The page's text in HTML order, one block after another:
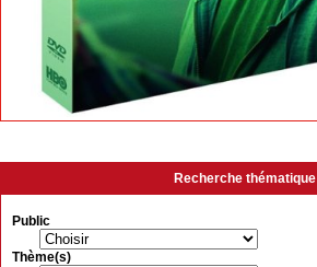
Recherche thématique
Public
Thème(s)